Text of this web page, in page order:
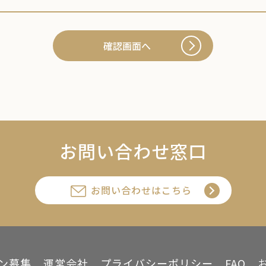
確認画面へ
お問い合わせ窓口
お問い合わせはこちら